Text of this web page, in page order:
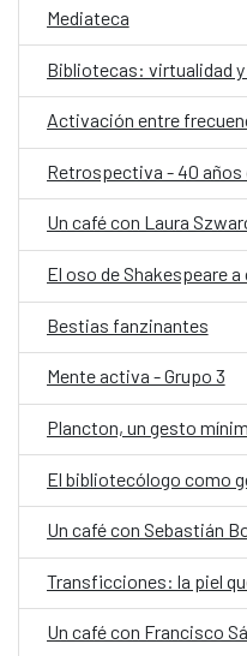
Mediateca
Bibliotecas: virtualidad y
Activación entre
Un café con Laura
El oso de Shakespeare a
Bestias fanzinantes
Mente activa - Grupo 3
Plancton, un gesto
El bibliotecólogo como
Un café con Sebastián
Transficciones: la piel
Un café con Francisco